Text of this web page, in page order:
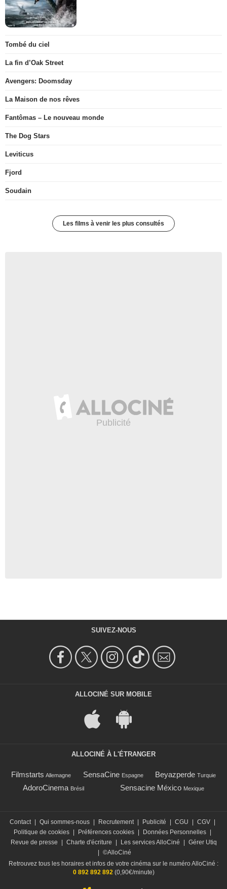
Tombé du ciel
La fin d’Oak Street
Avengers: Doomsday
La Maison de nos rêves
Fantômas – Le nouveau monde
The Dog Stars
Leviticus
Fjord
Soudain
Les films à venir les plus consultés
SUIVEZ-NOUS
ALLOCINÉ SUR MOBILE
ALLOCINÉ À L'ÉTRANGER
Filmstarts Allemagne SensaCine Espagne Beyazperde Turquie
AdoroCinema Brésil Sensacine México Mexique
Contact Qui sommes-nous Recrutement Publicité CGU CGV
Politique de cookies
Préférences cookies Données Personnelles
Revue de presse
Charte d'écriture Les services AlloCiné
Gérer Utiq
©AlloCiné
Retrouvez tous les horaires et infos de votre cinéma sur le numéro AlloCiné :
0 892 892 892(0,90€/minute)